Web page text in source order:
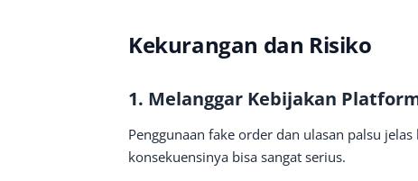
Kekurangan dan Risiko
1. Melanggar Kebijakan
Penggunaan fake order dan ulasan palsu
konsekuensinya bisa sangat serius.